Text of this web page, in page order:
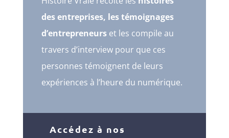
des entreprises, les témoignages
d’entrepreneurset les compile au
travers d’interview pour que ces
personnes témoignent de leurs
expériences à l’heure du numérique.
Accédez à nos